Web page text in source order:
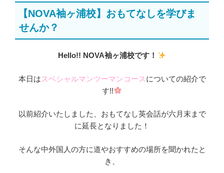
稿
【NOVA袖ヶ浦校】おもてなしを学びま
せんか？
Hello!! NOVA袖ヶ浦校です！
本日はスペシャルマンツーマンコース についての紹介で
す!!
以前紹介いたしました、おもてなし英会話が六月末まで
に延長となりました！
そんな中外国人の方に道やおすすめの場所を聞かれたと
き、